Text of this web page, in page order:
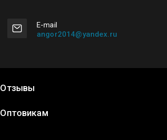
Е-mail
angor2014@yandex.ru
Отзывы
Оптовикам